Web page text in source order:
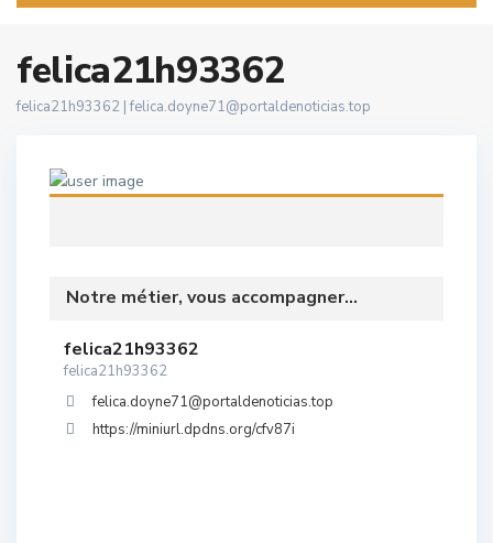
felica21h93362
felica21h93362 |felica.doyne71@portaldenoticias.top
Notre métier, vous accompagner...
felica21h93362
felica21h93362
felica.doyne71@portaldenoticias.top
https://miniurl.dpdns.org/cfv87i